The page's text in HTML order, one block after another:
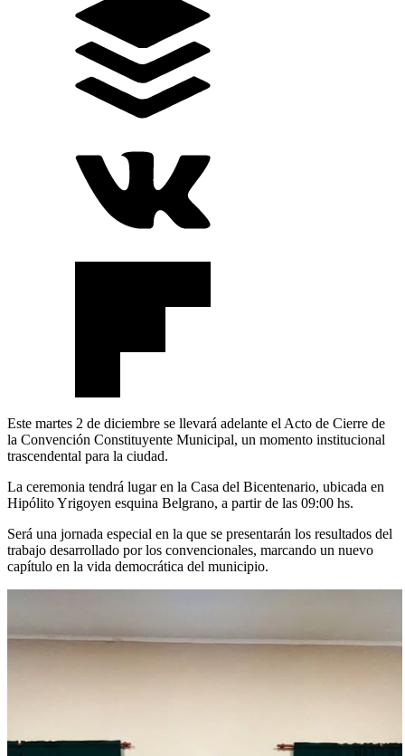
Este martes 2 de diciembre se llevará adelante el Acto de Cierre de
la Convención Constituyente Municipal, un momento institucional
trascendental para la ciudad.
La ceremonia tendrá lugar en la Casa del Bicentenario, ubicada en
Hipólito Yrigoyen esquina Belgrano, a partir de las 09:00 hs.
Será una jornada especial en la que se presentarán los resultados del
trabajo desarrollado por los convencionales, marcando un nuevo
capítulo en la vida democrática del municipio.